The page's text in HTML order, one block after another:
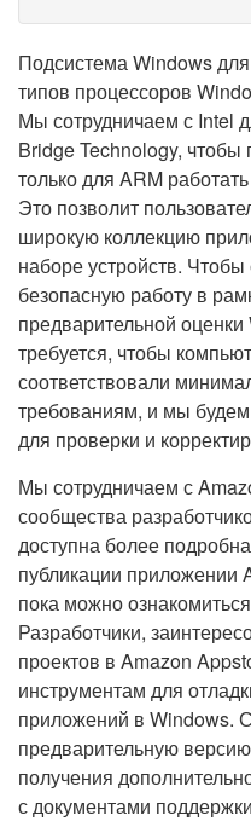
Подсистема Windows
типов процессоров
Мы сотрудничаем с Intel
Bridge Technology,
только для ARM
Это позволит
широкую коллекцию
наборе устройств.
безопасную работу в
предварительной
требуется, чтобы
соответствовали
требованиям, и мы будем
для проверки и
Мы сотрудничаем с
сообщества
доступна более
публикации приложении
пока можно
Разработчики,
проектов в Amazon
инструментам для
приложений в Windows.
предварительную
получения
с документами